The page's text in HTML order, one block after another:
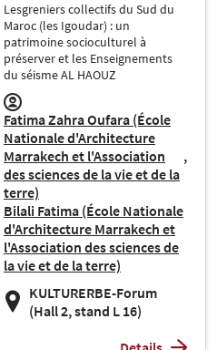
Lesgreniers collectifs du Sud du
Maroc (les Igoudar) : un
patrimoine socioculturel à
préserver et les Enseignements
du séisme AL HAOUZ
Fatima Zahra Oufara (École
Nationale d'Architecture
Marrakech et l'Association
des sciences de la vie et de la
terre)
Bilali Fatima (École Nationale
d'Architecture Marrakech et
l'Association des sciences de
la vie et de la terre)
KULTURERBE-Forum
(Hall 2, stand L 16)